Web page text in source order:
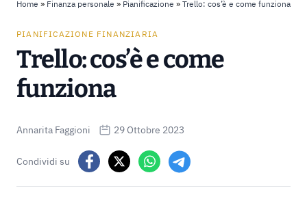
Home » Finanza personale » Pianificazione » Trello: cos’è e come funziona
PIANIFICAZIONE FINANZIARIA
Trello: cos’è e come
funziona
Annarita Faggioni 29 Ottobre 2023
Condividi su